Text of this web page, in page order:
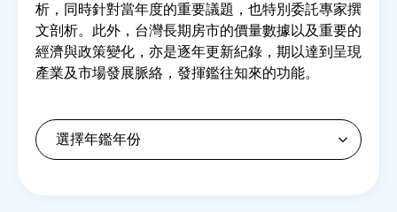
房地產年鑑
電子報
析，同時針對當年度的重要議題，也特別委託專家撰
文剖析。此外，台灣長期房市的價量數據以及重要的
經濟與政策變化，亦是逐年更新紀錄，期以達到呈現
產業及市場發展脈絡，發揮鑑往知來的功能。